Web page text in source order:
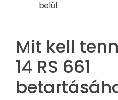
belül.
Mit kell
14 RS 661